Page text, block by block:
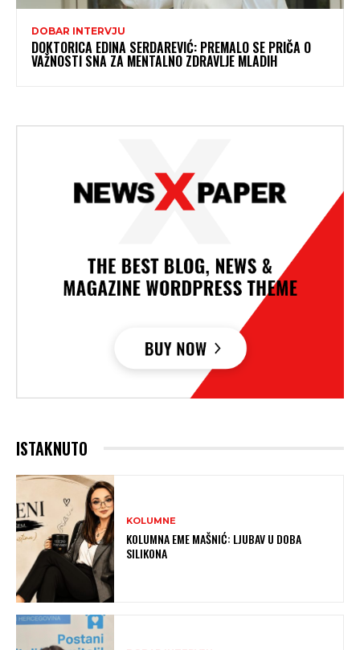
DOBAR INTERVJU
DOKTORICA EDINA SERDAREVIĆ: PREMALO SE PRIČA O
VAŽNOSTI SNA ZA MENTALNO ZDRAVLJE MLADIH
ISTAKNUTO
KOLUMNE
KOLUMNA EME MAŠNIĆ: LJUBAV U DOBA
SILIKONA